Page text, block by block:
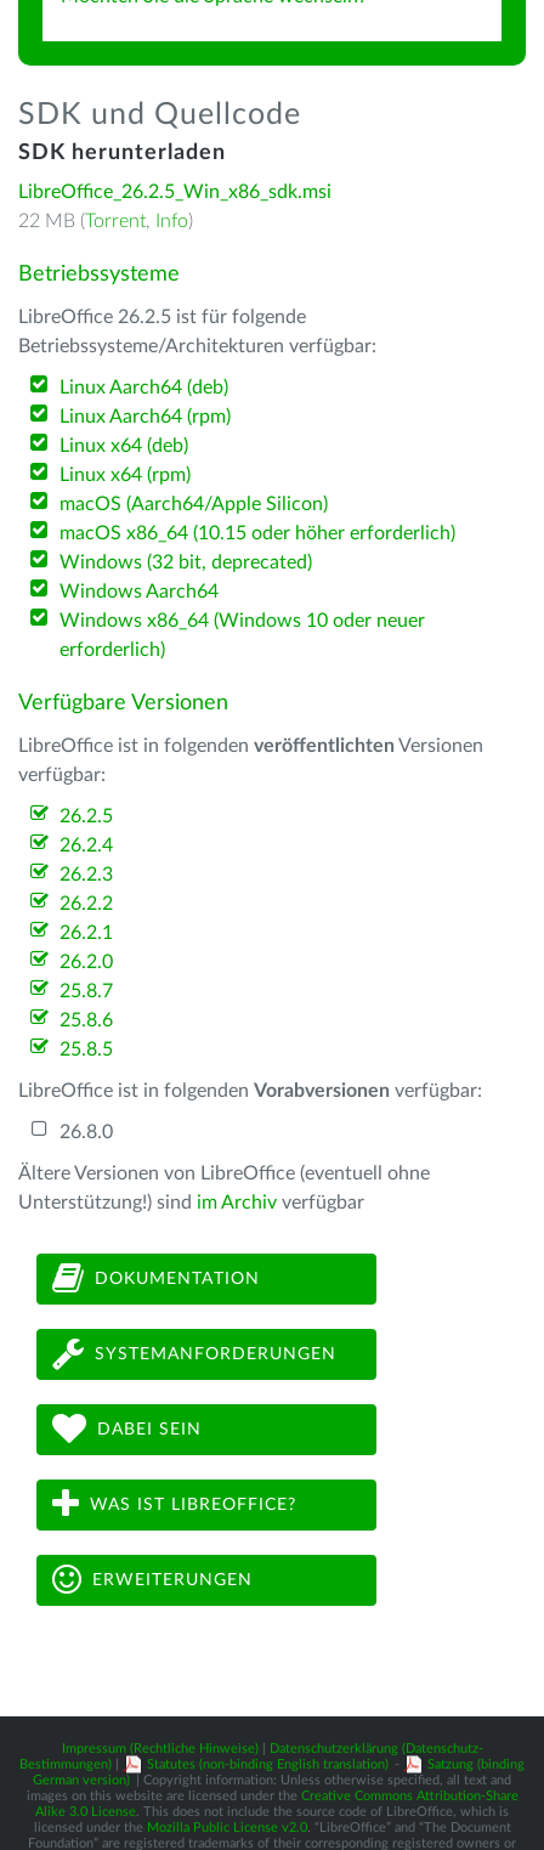
SDK und Quellcode
SDK herunterladen
LibreOffice_26.2.5_Win_x86_sdk.msi
22 MB (Torrent, Info)
Betriebssysteme
LibreOffice 26.2.5 ist für folgende
Betriebssysteme/Architekturen verfügbar:
Linux Aarch64 (deb)
Linux Aarch64 (rpm)
Linux x64 (deb)
Linux x64 (rpm)
macOS (Aarch64/Apple Silicon)
macOS x86_64 (10.15 oder höher erforderlich)
Windows (32 bit, deprecated)
Windows Aarch64
Windows x86_64 (Windows 10 oder neuer
erforderlich)
Verfügbare Versionen
LibreOffice ist in folgenden veröffentlichten Versionen
verfügbar:
26.2.5
26.2.4
26.2.3
26.2.2
26.2.1
26.2.0
25.8.7
25.8.6
25.8.5
LibreOffice ist in folgenden Vorabversionen verfügbar:
26.8.0
Ältere Versionen von LibreOffice (eventuell ohne
Unterstützung!) sind im Archiv verfügbar
DOKUMENTATION
SYSTEMANFORDERUNGEN
DABEI SEIN
WAS IST LIBREOFFICE?
ERWEITERUNGEN
Impressum (Rechtliche Hinweise)|
Datenschutzerklärung (Datenschutz-
Bestimmungen)
Statutes (non-binding English translation) -
Satzung (binding
German version)
| Copyright information: Unless otherwise specified, all text and
images on this website are licensed under the Creative Commons Attribution-Share
Alike 3.0 License . This does not include the source code of LibreOffice, which is
licensed under the Mozilla Public License v2.0. “LibreOffice” and “The Document
Foundation” are registered trademarks of their corresponding registered owners or